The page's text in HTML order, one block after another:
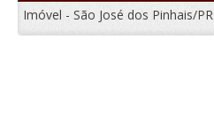
Imóvel - São José dos Pinhais/PR